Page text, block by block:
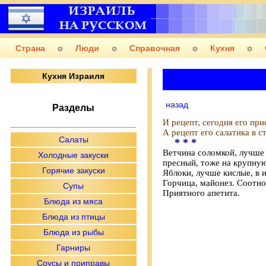
Страна Люди Справочная Кухня
Кухня Израиля
Разделы
Салаты
Холодные закуски
Горячие закуски
Супы
Блюда из мяса
Блюда из птицы
Блюда из рыбы
Гарниры
Соусы и приправы
назад
И рецепт, сегодня его
А рецепт его салатика в
* * *
Ветчина соломкой,
пресный, тоже на
Яблоки, лучше кислые, в
Горчица, майонез.
Приятного апетита.